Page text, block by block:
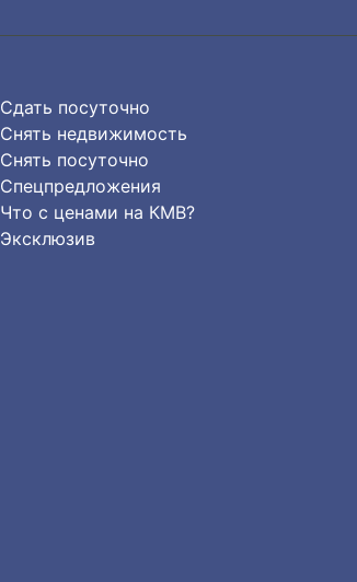
Сдать посуточно
Снять недвижимость
Снять посуточно
Спецпредложения
Что с ценами на КМВ?
Эксклюзив